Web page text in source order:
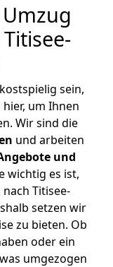
sein,
um Ihnen
Wir sind die
und arbeiten
und
wichtig es ist,
Titisee-
setzen wir
zu bieten. Ob
oder ein
umgezogen